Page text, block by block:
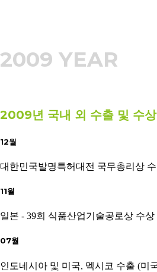
2009 YEAR
2009년 국내 외 수출 및 수상
12월
대한민국발명특허대전 국무총리상
11월
일본 - 39회 식품산업기술공로상 수상
07월
인도네시아 및 미국, 멕시코 수출 (미